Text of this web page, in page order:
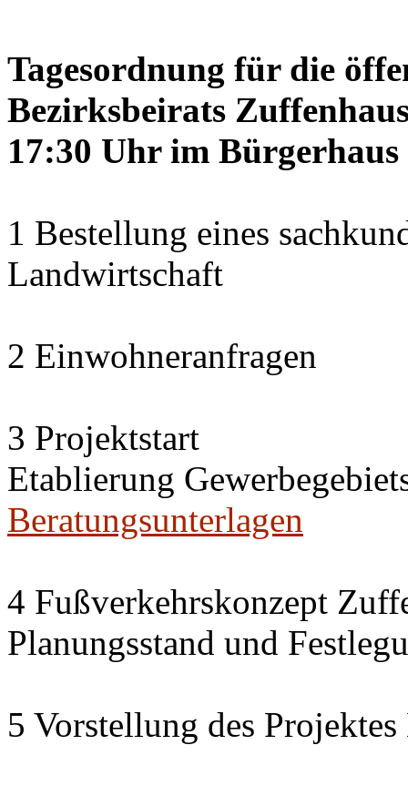
Tagesordnung für die
Bezirksbeirats
17:30 Uhr im
1 Bestellung eines
Landwirtschaft
2 Einwohneranfragen
3 Projektstart
Etablierung
Beratungsunterlagen
4 Fußverkehrskonzept
Planungsstand und
5 Vorstellung des